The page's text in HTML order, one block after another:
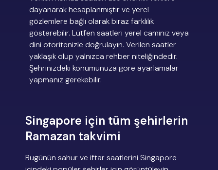
dayanarak hesaplanmıştır ve yerel
gözlemlere bağlı olarak biraz farklılık
gösterebilir. Lütfen saatleri yerel caminiz veya
dini otoritenizle doğrulayın. Verilen saatler
yaklaşık olup yalnızca rehber niteliğindedir.
Şehrinizdeki konumunuza göre ayarlamalar
yapmanız gerekebilir.
Singapore için tüm şehirlerin
Ramazan takvimi
Bugünün sahur ve iftar saatlerini Singapore